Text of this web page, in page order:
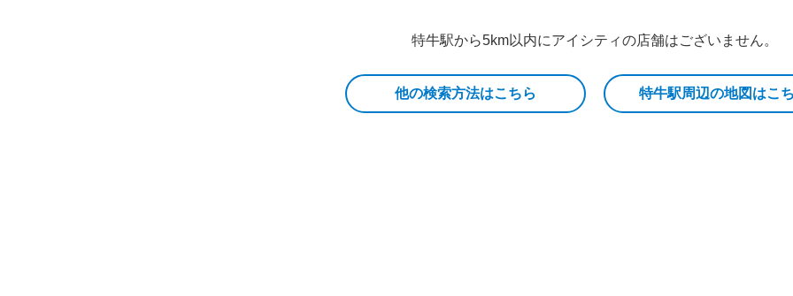
特牛駅から5km以内にアイシティの店舗はございません。
他の検索方法はこちら 特牛駅周辺の地図はこ